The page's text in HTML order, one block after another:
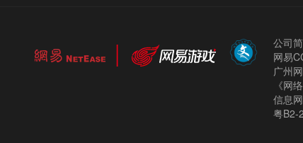
公司
网易
广州
《网
信息
粤B2-